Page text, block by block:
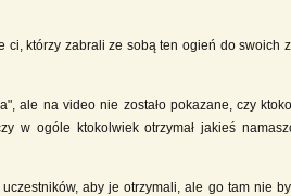
ci, którzy zabrali ze sobą ten ogień do
ale na video nie zostało pokazane, czy
w ogóle ktokolwiek otrzymał jakieś
aby je otrzymali, ale go tam nie